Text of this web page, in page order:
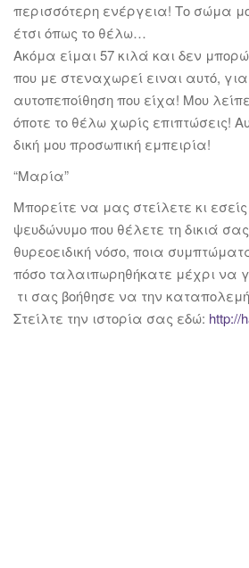
περισσότερη ενέργεια! Το σώμα
έτσι όπως το θέλω…
Ακόμα είμαι 57 κιλά και δεν
που με στεναχωρεί ειναι αυτό,
αυτοπεποίθηση που είχα! Μου
όποτε το θέλω χωρίς επιπτώσεις!
δική μου προσωπική εμπειρία!
“Μαρία”
Μπορείτε να μας στείλετε κι
ψευδώνυμο που θέλετε τη δικιά
θυρεοειδική νόσο, ποια
πόσο ταλαιπωρηθήκατε μέχρι να
τι σας βοήθησε να την
Στείλτε την ιστορία σας εδώ: http://